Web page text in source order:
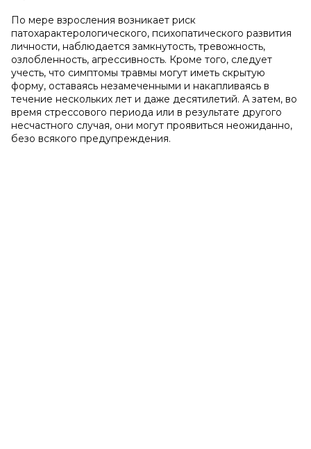
По мере взросления возникает риск
патохарактерологического, психопатического развития
личности, наблюдается замкнутость, тревожность,
озлобленность, агрессивность. Кроме того, следует
учесть, что симптомы травмы могут иметь скрытую
форму, оставаясь незамеченными и накапливаясь в
течение нескольких лет и даже десятилетий. А затем, во
время стрессового периода или в результате другого
несчастного случая, они могут проявиться неожиданно,
безо всякого предупреждения.